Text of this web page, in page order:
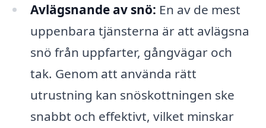
Avlägsnande av snö: En av de mest
uppenbara tjänsterna är att avlägsna
snö från uppfarter, gångvägar och
tak. Genom att använda rätt
utrustning kan snöskottningen ske
snabbt och effektivt, vilket minskar